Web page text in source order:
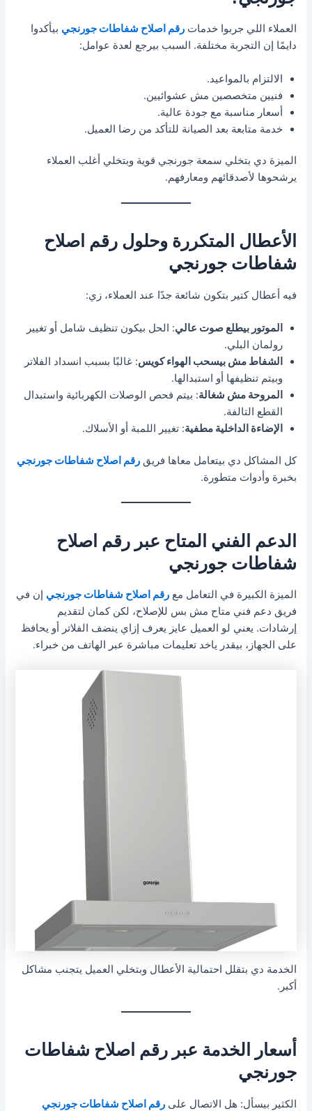
العملاء اللي جربوا خدماترقم اصلاح شفاطات جورنجي بيأكدوا
دايمًا إن التجربة مختلفة. السبب بيرجع لعدة عوامل:
الالتزام بالمواعيد.
فنيين متخصصين مش عشوائيين.
أسعار مناسبة مع جودة عالية.
خدمة متابعة بعد الصيانة للتأكد من رضا العميل.
الميزة دي بتخلي سمعة جورنجي قوية وبتخلي أغلب العملاء
يرشحوها لأصدقائهم ومعارفهم.
الأعطال المتكررة وحلول رقم اصلاح
شفاطات جورنجي
فيه أعطال كتير بتكون شائعة جدًا عند العملاء، زي:
الموتور بيطلع صوت عالي: الحل بيكون تنظيف شامل أو تغيير
رولمان البلي.
الشفاط مش بيسحب الهواء كويس: غالبًا بسبب انسداد الفلاتر
وبيتم تنظيفها أو استبدالها.
المروحة مش شغالة: بيتم فحص الوصلات الكهربائية واستبدال
القطع التالفة.
الإضاءة الداخلية مطفية: تغيير اللمبة أو الأسلاك.
كل المشاكل دي بيتعامل معاها فريقرقم اصلاح شفاطات جورنجي
بخبرة وأدوات متطورة.
الدعم الفني المتاح عبر رقم اصلاح
شفاطات جورنجي
الميزة الكبيرة في التعامل معرقم اصلاح شفاطات جورنجي إن في
فريق دعم فني متاح مش بس للإصلاح، لكن كمان لتقديم
إرشادات. يعني لو العميل عايز يعرف إزاي ينضف الفلاتر أو يحافظ
على الجهاز، بيقدر ياخد تعليمات مباشرة عبر الهاتف من خبراء.
الخدمة دي بتقلل احتمالية الأعطال وبتخلي العميل يتجنب مشاكل
أكبر.
أسعار الخدمة عبر رقم اصلاح شفاطات
جورنجي
الكثير بيسأل: هل الاتصال علىرقم اصلاح شفاطات جورنجي